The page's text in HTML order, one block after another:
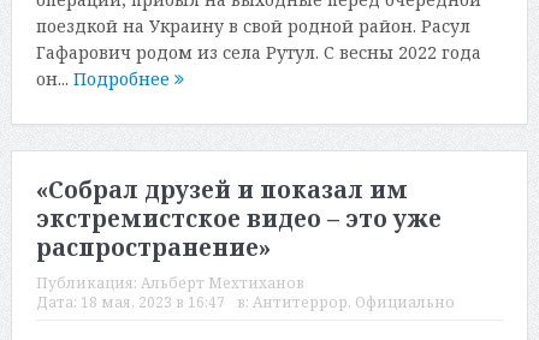
поездкой на Украину в свой родной район. Расул
Гафарович родом из села Рутул. С весны 2022 года
он... Подробнее
«Собрал друзей и показал им
экстремистское видео – это уже
распространение»
Публикация: Альберт Мехтиханов
Дата: 18 мая, 2023 в 16:47 в: Антитеррор, Официально